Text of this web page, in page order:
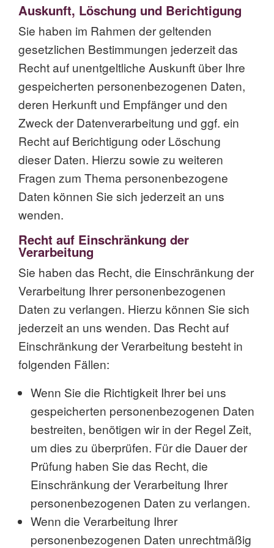
Auskunft, Löschung und Berichtigung
Sie haben im Rahmen der geltenden
gesetzlichen Bestimmungen jederzeit das
Recht auf unentgeltliche Auskunft über Ihre
gespeicherten personenbezogenen Daten,
deren Herkunft und Empfänger und den
Zweck der Datenverarbeitung und ggf. ein
Recht auf Berichtigung oder Löschung
dieser Daten. Hierzu sowie zu weiteren
Fragen zum Thema personenbezogene
Daten können Sie sich jederzeit an uns
wenden.
Recht auf Einschränkung der
Verarbeitung
Sie haben das Recht, die Einschränkung der
Verarbeitung Ihrer personenbezogenen
Daten zu verlangen. Hierzu können Sie sich
jederzeit an uns wenden. Das Recht auf
Einschränkung der Verarbeitung besteht in
folgenden Fällen:
Wenn Sie die Richtigkeit Ihrer bei uns
gespeicherten personenbezogenen Daten
bestreiten, benötigen wir in der Regel Zeit,
um dies zu überprüfen. Für die Dauer der
Prüfung haben Sie das Recht, die
Einschränkung der Verarbeitung Ihrer
personenbezogenen Daten zu verlangen.
Wenn die Verarbeitung Ihrer
personenbezogenen Daten unrechtmäßig